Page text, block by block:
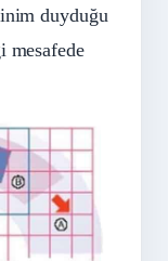
duyduğu
mesafede